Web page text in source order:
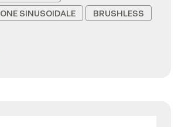
SINUSOIDALE
BRUSHLESS